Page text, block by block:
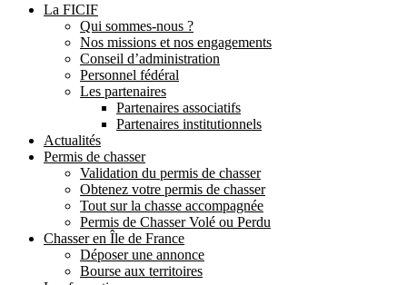
La FICIF
Qui sommes-nous ?
Nos missions et nos engagements
Conseil d’administration
Personnel fédéral
Les partenaires
Partenaires associatifs
Partenaires institutionnels
Actualités
Permis de chasser
Validation du permis de chasser
Obtenez votre permis de chasser
Tout sur la chasse accompagnée
Permis de Chasser Volé ou Perdu
Chasser en Île de France
Déposer une annonce
Bourse aux territoires